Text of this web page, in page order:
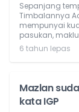
Sepanjang
Timbalannya
mempunyai
pasukan,
6 tahun lepas
Mazlan
kata IGP